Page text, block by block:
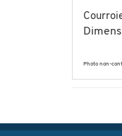
Photo non-